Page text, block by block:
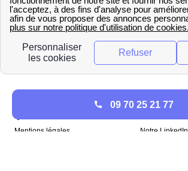
Nos outils
🛁 Simulateur consommation eau
💧 Comparer les fournisseurs
d’eau
Qui sommes-nous ?
Mentions légales
Notre LinkedIn
09 70 25 21 77